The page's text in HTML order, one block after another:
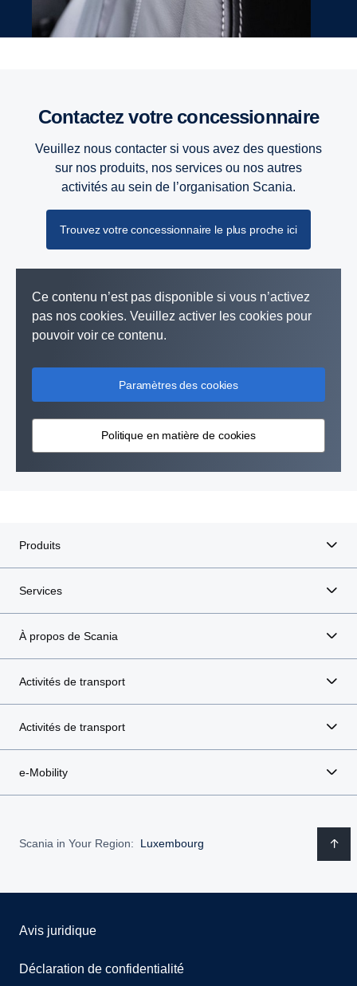
Contactez votre concessionnaire
Veuillez nous contacter si vous avez des questions
sur nos produits, nos services ou nos autres
activités au sein de l’organisation Scania.
Trouvez votre concessionnaire le plus proche ici
Ce contenu n’est pas disponible si vous n’activez
pas nos cookies. Veuillez activer les cookies pour
pouvoir voir ce contenu.
Paramètres des cookies
Politique en matière de cookies
Produits
Services
À propos de Scania
Activités de transport
Activités de transport
e-Mobility
Scania in Your Region: Luxembourg
Avis juridique
Déclaration de confidentialité